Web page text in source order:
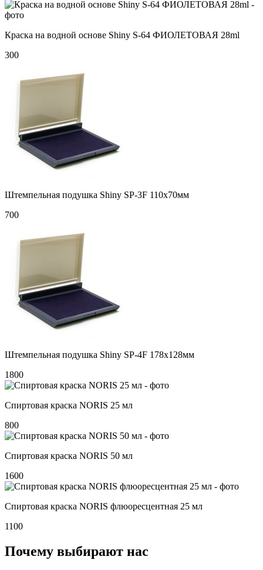
Краска на водной основе Shiny S-64 ФИОЛЕТОВАЯ 28ml
300
Штемпельная подушка Shiny SP-3F 110х70мм
700
Штемпельная подушка Shiny SP-4F 178х128мм
1800
Спиртовая краска NORIS 25 мл
800
Спиртовая краска NORIS 50 мл
1600
Спиртовая краска NORIS флюоресцентная 25 мл
1100
Почему выбирают нас